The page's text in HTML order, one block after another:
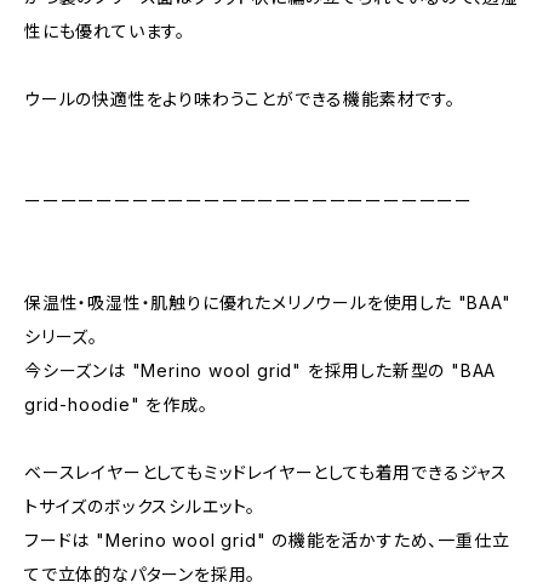
性にも優れています。
ウールの快適性をより味わうことができる機能素材です。
ーーーーーーーーーーーーーーーーーーーーーーーーー
保温性・吸湿性・肌触りに優れたメリノウールを使用した "BAA"
シリーズ。
今シーズンは "Merino wool grid" を採用した新型の "BAA
grid-hoodie" を作成。
ベースレイヤーとしてもミッドレイヤーとしても着用できるジャス
トサイズのボックスシルエット。
フードは "Merino wool grid" の機能を活かすため、一重仕立
てで立体的なパターンを採用。